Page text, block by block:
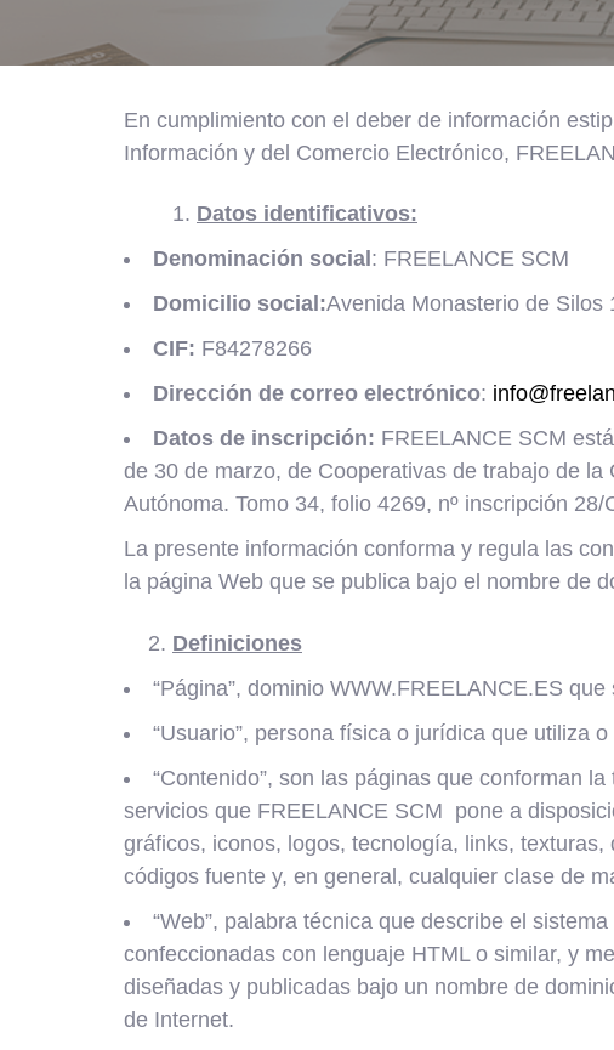
En cumplimiento con el deber de información
Información y del Comercio Electrónico,
Datos identificativos:
Denominación social : FREELANCE SCM
Domicilio social:Avenida Monasterio de Silos
CIF: F84278266
Dirección de correo electrónico:
Datos de inscripción: FREELANCE SCM
de 30 de marzo, de Cooperativas de trabajo de
Autónoma. Tomo 34, folio 4269, nº inscripción 28/
La presente información conforma y regula las
la página Web que se publica bajo el nombre de
Definiciones
“Página”, dominio WWW.FREELANCE.ES
“Usuario”, persona física o jurídica que utiliza
“Contenido”, son las páginas que conforman
servicios que FREELANCE SCM pone a
gráficos, iconos, logos, tecnología, links,
códigos fuente y, en general, cualquier clase de
“Web”, palabra técnica que describe el
confeccionadas con lenguaje HTML o similar, y
diseñadas y publicadas bajo un nombre de
de Internet.